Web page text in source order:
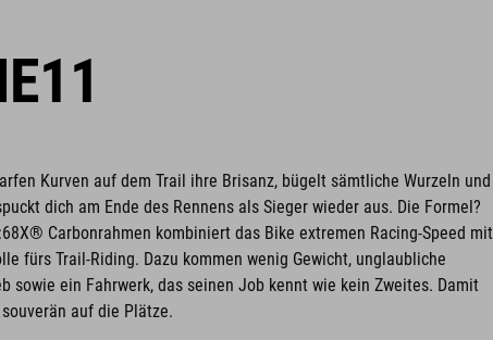
Kurven auf dem Trail ihre Brisanz, bügelt sämtliche Wurzeln und
dich am Ende des Rennens als Sieger wieder aus. Die Formel?
Carbonrahmen kombiniert das Bike extremen Racing-Speed mit
fürs Trail-Riding. Dazu kommen wenig Gewicht, unglaubliche
sowie ein Fahrwerk, das seinen Job kennt wie kein Zweites. Damit
auf die Plätze.